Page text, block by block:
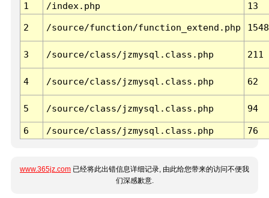
1
/index.php 13
2 /source/function/function_extend.php 1548
3 /source/class/jzmysql.class.php 211
4 /source/class/jzmysql.class.php 62
5 /source/class/jzmysql.class.php 94
6 /source/class/jzmysql.class.php 76
www.365jz.com 已经将此出错信息详细记录, 由此给您带来的访问不便我
们深感歉意.